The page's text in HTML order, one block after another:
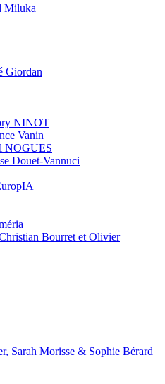
Miluka
Giordan
NINOT
Vanin
NOGUES
Douet-Vannuci
Bourret et Olivier
Sarah Morisse & Sophie Bérard